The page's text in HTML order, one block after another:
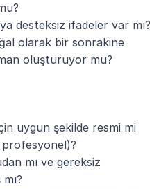
desteksiz ifadeler var mı?
olarak bir sonrakine
oluşturuyor mu?
uygun şekilde resmi mi
mı ve gereksiz